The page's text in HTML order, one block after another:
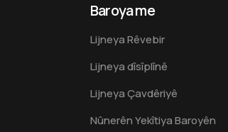
Baroya me
Lijneya Rêvebir
Lijneya dîsîplînê
Lijneya Çavdêriyê
Nûnerên Yekîtiya Baroyên